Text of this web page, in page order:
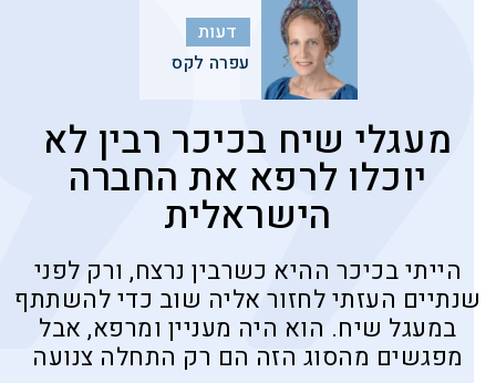
דעות
עפרה לקס
מעגלי שיח בכיכר רבין לא
יוכלו לרפא את החברה
הישראלית
הייתי בכיכר ההיא כשרבין נרצח, ורק לפני
שנתיים העזתי לחזור אליה שוב כדי להשתתף
במעגל שיח. הוא היה מעניין ומרפא, אבל
מפגשים מהסוג הזה הם רק התחלה צנועה